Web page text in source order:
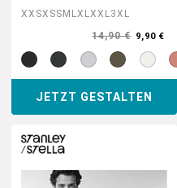
XXSXSS M LXLXXL3XL
14,90 € 9,90 €
JETZT GESTALTEN